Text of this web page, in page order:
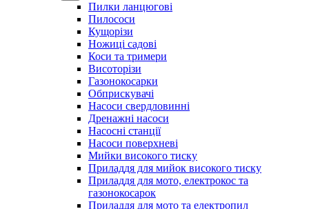
Пилки ланцюгові
Пилососи
Кущорізи
Ножиці садові
Коси та тримери
Висоторізи
Газонокосарки
Обприскувачі
Насоси свердловинні
Дренажні насоси
Насосні станції
Насоси поверхневі
Мийки високого тиску
Приладдя для мийок високого тиску
Приладдя для мото, електрокос та
газонокосарок
Приладдя для мото та електропил